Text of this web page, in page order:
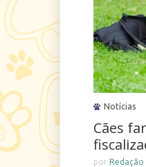
Notícias
Cães
por Redação